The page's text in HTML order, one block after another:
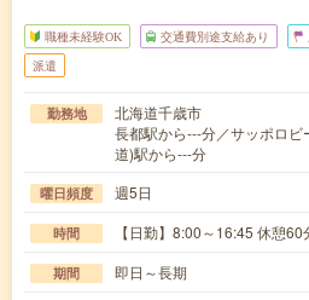
職種未経験OK 交通費別途支給あり
派遣
勤務地
北海道千歳市
長都駅から---分／サッポロ
道)駅から---分
曜日頻度 週5日
時間 【日勤】8:00～16:45 休憩
期間 即日～長期